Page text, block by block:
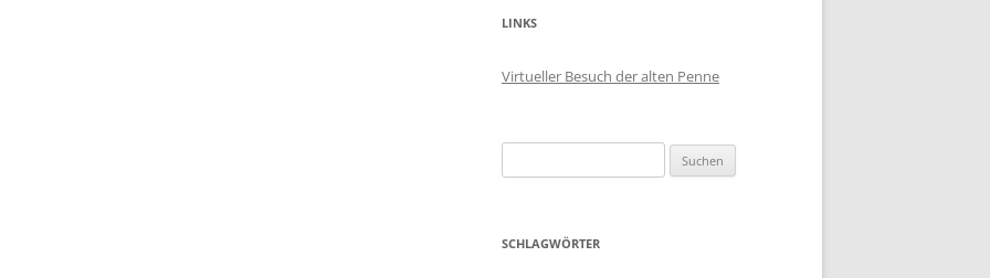
LINKS
Virtueller Besuch der alten Penne
nach:
SCHLAGWÖRTER